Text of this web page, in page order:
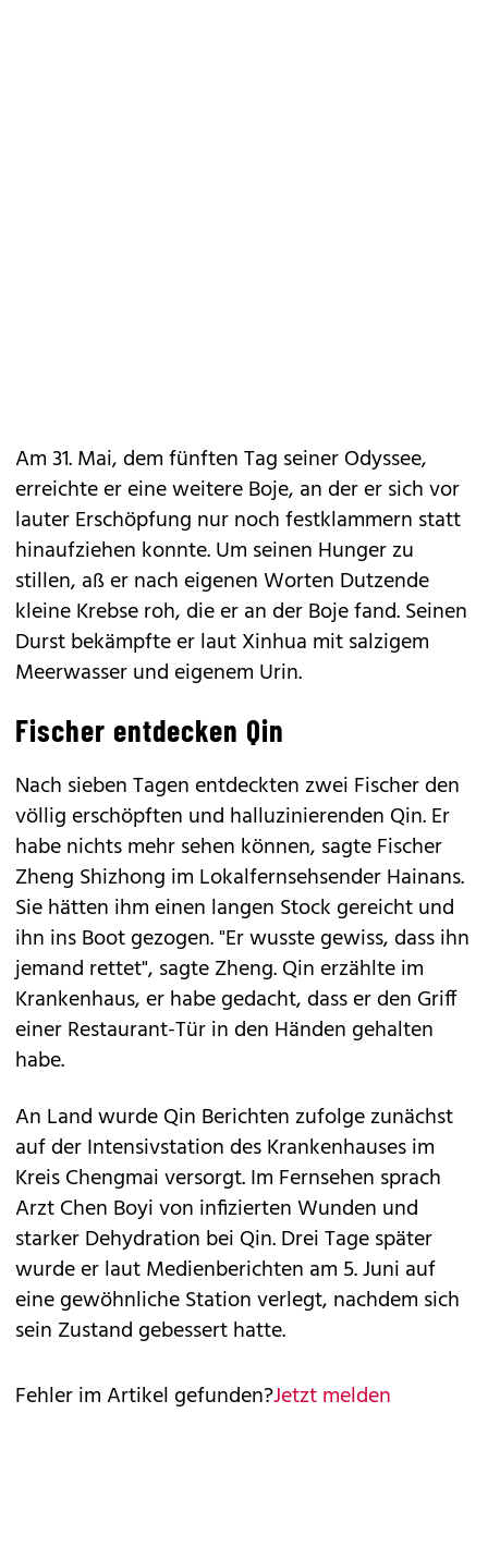
Am 31. Mai, dem fünften Tag seiner Odyssee,
erreichte er eine weitere Boje, an der er sich vor
lauter Erschöpfung nur noch festklammern statt
hinaufziehen konnte. Um seinen Hunger zu
stillen, aß er nach eigenen Worten Dutzende
kleine Krebse roh, die er an der Boje fand. Seinen
Durst bekämpfte er laut Xinhua mit salzigem
Meerwasser und eigenem Urin.
Fischer entdecken Qin
Nach sieben Tagen entdeckten zwei Fischer den
völlig erschöpften und halluzinierenden Qin. Er
habe nichts mehr sehen können, sagte Fischer
Zheng Shizhong im Lokalfernsehsender Hainans.
Sie hätten ihm einen langen Stock gereicht und
ihn ins Boot gezogen. "Er wusste gewiss, dass ihn
jemand rettet", sagte Zheng. Qin erzählte im
Krankenhaus, er habe gedacht, dass er den Griff
einer Restaurant-Tür in den Händen gehalten
habe.
An Land wurde Qin Berichten zufolge zunächst
auf der Intensivstation des Krankenhauses im
Kreis Chengmai versorgt. Im Fernsehen sprach
Arzt Chen Boyi von infizierten Wunden und
starker Dehydration bei Qin. Drei Tage später
wurde er laut Medienberichten am 5. Juni auf
eine gewöhnliche Station verlegt, nachdem sich
sein Zustand gebessert hatte.
Fehler im Artikel gefunden?Jetzt melden